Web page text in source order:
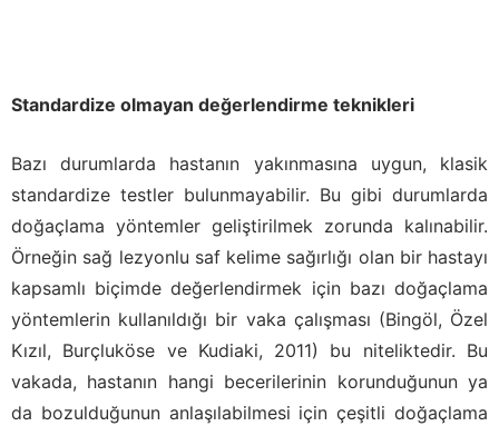
Standardize olmayan değerlendirme teknikleri
Bazı durumlarda hastanın yakınmasına uygun, klasik
standardize testler bulunmayabilir. Bu gibi durumlarda
doğaçlama yöntemler geliştirilmek zorunda kalınabilir.
Örneğin sağ lezyonlu saf kelime sağırlığı olan bir hastayı
kapsamlı biçimde değerlendirmek için bazı doğaçlama
yöntemlerin kullanıldığı bir vaka çalışması (Bingöl, Özel
Kızıl, Burçluköse ve Kudiaki, 2011) bu niteliktedir. Bu
vakada, hastanın hangi becerilerinin korunduğunun ya
da bozulduğunun anlaşılabilmesi için çeşitli doğaçlama